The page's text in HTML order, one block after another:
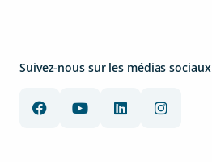
Suivez-nous sur les médias sociaux